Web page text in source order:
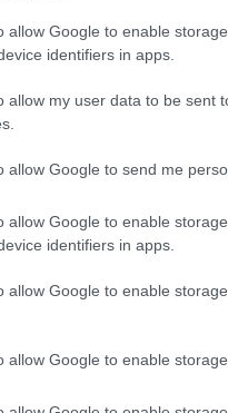
allow Google to enable
identifiers in apps.
allow my user data to be sent
allow Google to send me
allow Google to enable
identifiers in apps.
allow Google to enable
allow Google to enable
restauráció
is rosszabbat sejtet.
azt beszélte el Orbán
– immár nem először –,
,szocializmus,nép ,feudalizmus
Ferge Zsuzsa,Orbán-rezsim,